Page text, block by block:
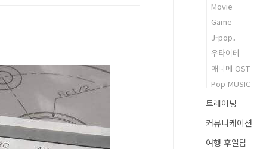
Movie
Game
J-pop。
우타이테
애니메 OST
Pop MUSIC
트레이닝
커뮤니케이션
여행 후일담